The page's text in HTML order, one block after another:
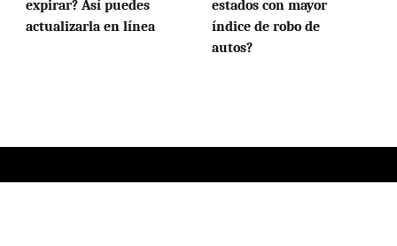
expirar? Así puedes
actualizarla en línea
estados con mayor
índice de robo de
autos?